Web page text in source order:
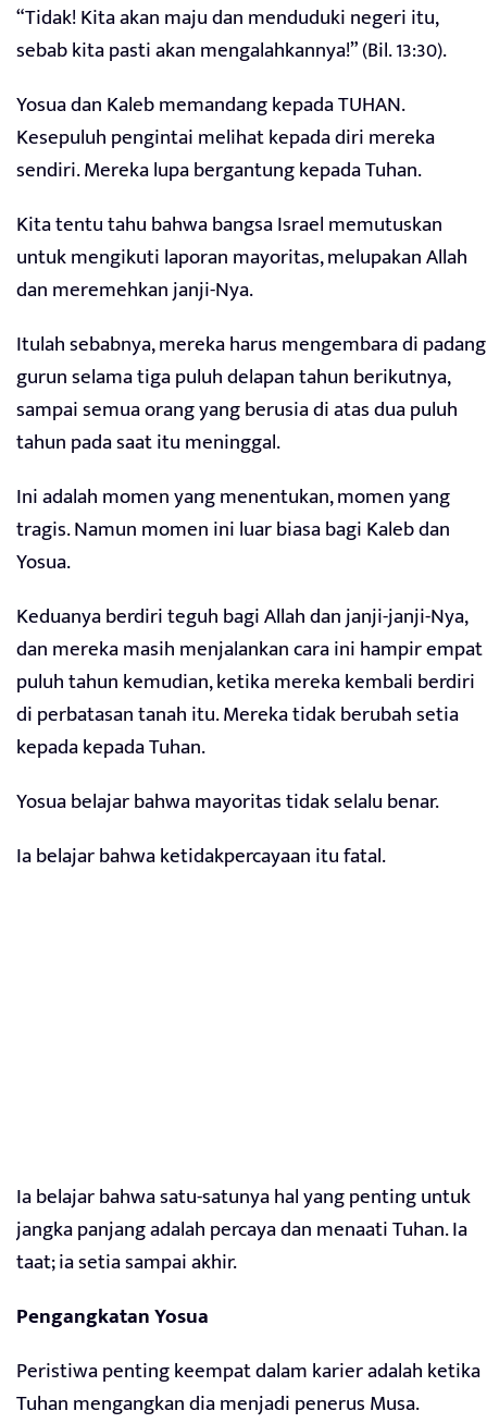
“Tidak! Kita akan maju dan menduduki negeri itu,
sebab kita pasti akan mengalahkannya!” (Bil. 13:30).
Yosua dan Kaleb memandang kepada TUHAN.
Kesepuluh pengintai melihat kepada diri mereka
sendiri. Mereka lupa bergantung kepada Tuhan.
Kita tentu tahu bahwa bangsa Israel memutuskan
untuk mengikuti laporan mayoritas, melupakan Allah
dan meremehkan janji-Nya.
Itulah sebabnya, mereka harus mengembara di padang
gurun selama tiga puluh delapan tahun berikutnya,
sampai semua orang yang berusia di atas dua puluh
tahun pada saat itu meninggal.
Ini adalah momen yang menentukan, momen yang
tragis. Namun momen ini luar biasa bagi Kaleb dan
Yosua.
Keduanya berdiri teguh bagi Allah dan janji-janji-Nya,
dan mereka masih menjalankan cara ini hampir empat
puluh tahun kemudian, ketika mereka kembali berdiri
di perbatasan tanah itu. Mereka tidak berubah setia
kepada kepada Tuhan.
Yosua belajar bahwa mayoritas tidak selalu benar.
Ia belajar bahwa ketidakpercayaan itu fatal.
Ia belajar bahwa satu-satunya hal yang penting untuk
jangka panjang adalah percaya dan menaati Tuhan. Ia
taat; ia setia sampai akhir.
Pengangkatan Yosua
Peristiwa penting keempat dalam karier adalah ketika
Tuhan mengangkan dia menjadi penerus Musa.